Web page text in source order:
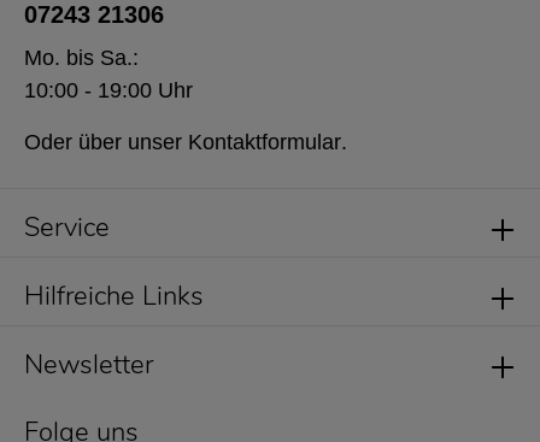
Service
Newsletter
Folge uns
07243 21306
Mo. bis Sa.:
10:00 - 19:00 Uhr
Oder über unser Kontaktformular.
Hilfreiche Links